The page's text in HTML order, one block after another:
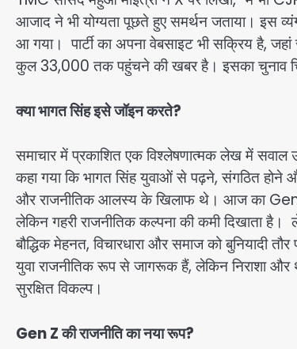
आजाद ने भी योग्यता पूछते हुए समर्थन जताया। इस
आ गया। पार्टी का अपना वेबसाइट भी सक्रिय है,
कुल 33,000 तक पहुंचने की खबर है। इसका चुनाव
क्या भागत सिंह इसे जॉइन करते?
समाचार में प्रकाशित एक विश्लेषणात्मक लेख में सवाल
कहा गया कि भागत सिंह युवाओं से पढ़ने, संगठित होने
और राजनीतिक आलस्य के खिलाफ थे। आज का Gen
लेकिन गहरी राजनीतिक कल्पना की कमी दिखाता है।
बौद्धिक मेहनत, विचारधारा और समाज को बुनियादी
युवा राजनीतिक रूप से जागरूक हैं, लेकिन निराशा
सुरक्षित विकल्प।
Gen Z की राजनीति का नया रूप?